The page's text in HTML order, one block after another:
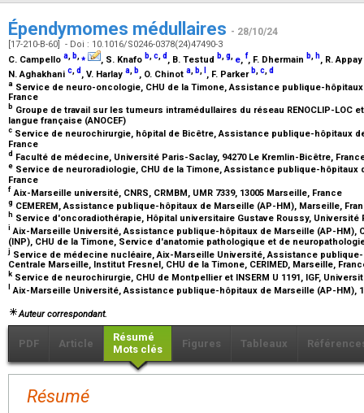
Épendymomes médullaires - 28/10/24
[17-210-B-60] - Doi : 10.1016/S0246-0378(24)47490-3
C. Campello a, b,⁎ , S. Knafo b,c,d , B. Testud b,g, e, f, F. Dhermain b, h, R. Appay
N. Aghakhani c d , V. Harlay a b, O. Chinot a b , F. Parker b c d
a Service de neuro-oncologie, CHU de la Timone, Assistance publique-
France
b Groupe de travail sur les tumeurs intramédullaires du réseau RENOCLIP-
langue française (ANOCEF)
c Service de neurochirurgie, hôpital de Bicêtre, Assistance publique-hôpitaux
France
d Faculté de médecine, Université Paris-Saclay, 94270 Le Kremlin-Bicêtre,
e Service de neuroradiologie, CHU de la Timone, Assistance publique-hôpitaux
France
f Aix-Marseille université, CNRS, CRMBM, UMR 7339, 13005 Marseille, France
g CEMEREM, Assistance publique-hôpitaux de Marseille (AP-HM), Marseille,
h Service d'oncoradiothérapie, Hôpital universitaire Gustave Roussy, Université
i Aix-Marseille Université, Assistance publique-hôpitaux de Marseille (AP-HM),
(INP), CHU de la Timone, Service d'anatomie pathologique et de
j Service de médecine nucléaire, Aix-Marseille Université, Assistance publique-
Centrale Marseille, Institut Fresnel, CHU de la Timone, CERIMED, Marseille,
k Service de neurochirurgie, CHU de Montpellier et INSERM U 1191, IGF,
Aix-Marseille Université, Assistance publique-hôpitaux de Marseille (AP-HM),
Auteur correspondant.
PDF Article
Résumé
Mots clés
Figures Tableaux
Résumé